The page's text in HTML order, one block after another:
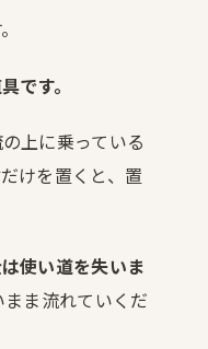
です。
上に乗っている
けを置くと、置
使い道を失いま
ま流れていくだ